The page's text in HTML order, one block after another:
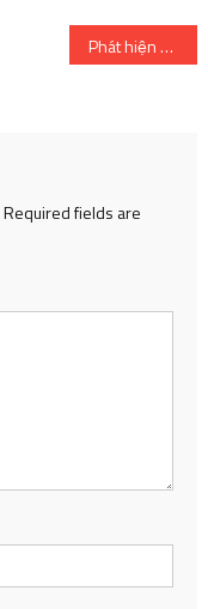
Phát hiện ung thư từ các dấu hiệu mờ nhạt
Required fields are